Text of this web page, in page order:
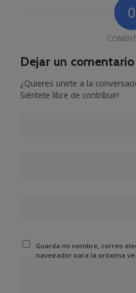
0
Dejar un comentario
¿Quieres unirte a la
Siéntete libre de contribuir!
Guarda mi nombre, correo
navegador para la próxima